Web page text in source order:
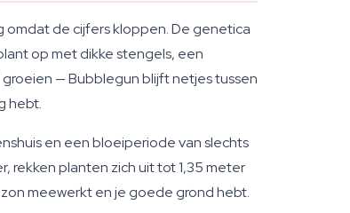
omdat de cijfers kloppen. De genetica
op met dikke stengels, een
— Bubblegun blijft netjes tussen
hebt.
en een bloeiperiode van slechts
rekken planten zich uit tot 1,35 meter
meewerkt en je goede grond hebt.